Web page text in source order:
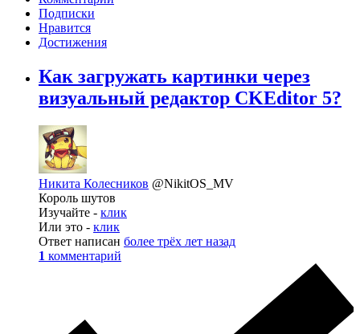
Подписки
Нравится
Достижения
Как загружать картинки через
визуальный редактор CKEditor 5?
Никита Колесников @NikitOS_MV
Король шутов
Изучайте - клик
Или это - клик
Ответ написан более трёх лет назад
1 комментарий